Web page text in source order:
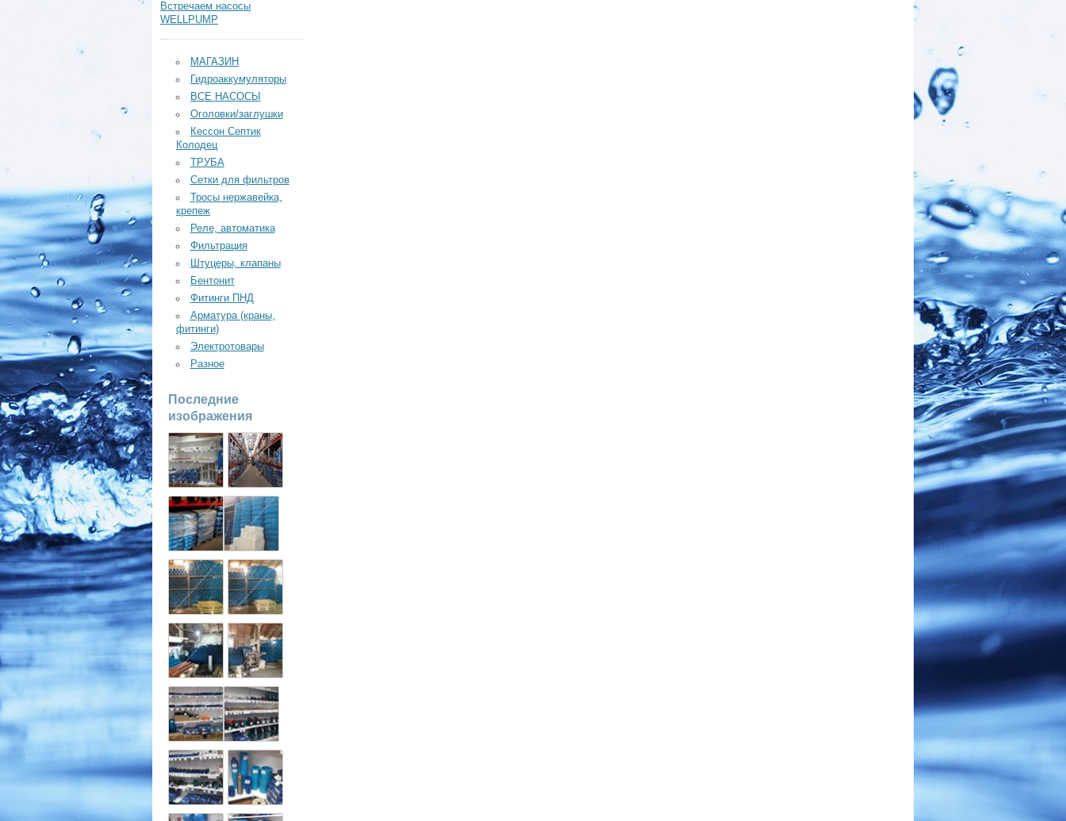
Встречаем насосы
WELLPUMP
МАГАЗИН
Гидроаккумуляторы
ВСЕ НАСОСЫ
Оголовки/заглушки
Кессон Септик
Колодец
ТРУБА
Сетки для фильтров
Тросы нержавейка,
крепеж
Реле, автоматика
Фильтрация
Штуцеры, клапаны
Бентонит
Фитинги ПНД
Арматура (краны,
фитинги)
Электротовары
Разное
Последние
изображения